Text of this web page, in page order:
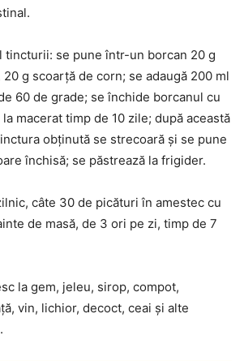
tincturii: se pune într-un borcan 20 g
g scoarță de corn; se adaugă 200 ml
60 de grade; se închide borcanul cu
macerat timp de 10 zile; după această
obținută se strecoară și se pune
închisă; se păstrează la frigider.
câte 30 de picături în amestec cu
de masă, de 3 ori pe zi, timp de 7
la gem, jeleu, sirop, compot,
vin, lichior, decoct, ceai și alte